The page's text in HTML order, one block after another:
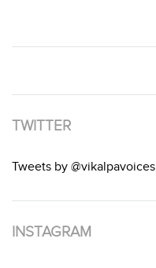
TWITTER
Tweets by @vikalpavoices
INSTAGRAM